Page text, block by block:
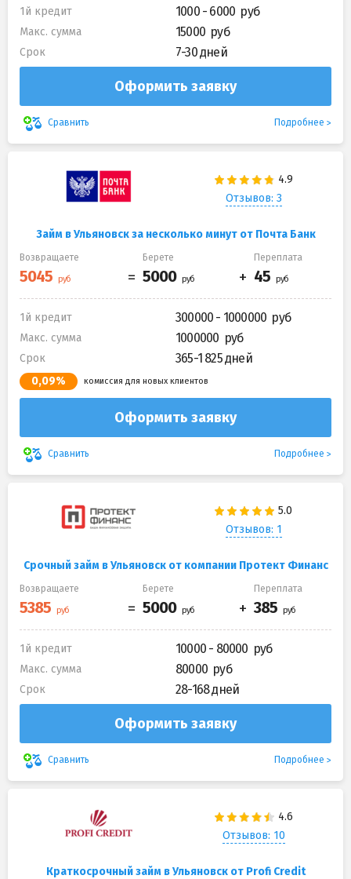
1й кредит 1000 - 6000
Макс. сумма 15000
Срок 7-30 дней
Оформить заявку
Сравнить Подробнее
Отзывов: 3
Займ в Ульяновск за несколько минут от Почта Банк
Возвращаете Берете Переплата
1й кредит 300000 - 1000000
Макс. сумма 1000000
Срок 365-1 825 дней
0,09% комиссия для новых клиентов
Оформить заявку
Сравнить Подробнее
Отзывов: 1
Срочный займ в Ульяновск от компании Протект Финанс
Возвращаете Берете Переплата
1й кредит 10000 - 80000
Макс. сумма 80000
Срок 28-168 дней
Оформить заявку
Сравнить Подробнее
Отзывов: 10
Краткосрочный займ в Ульяновск от Profi Credit